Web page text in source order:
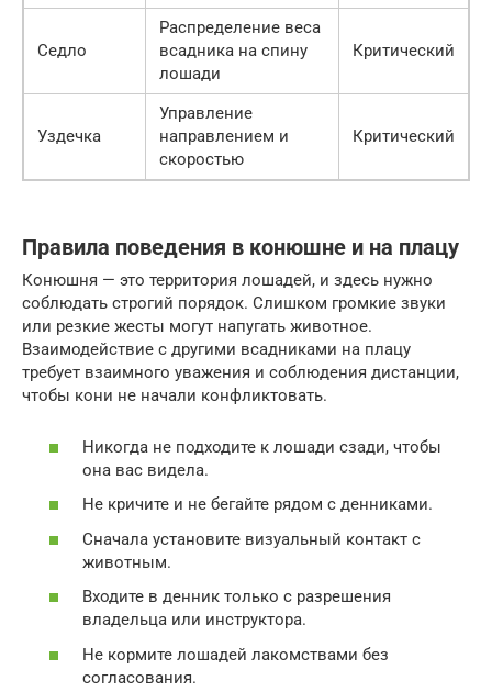
Седло
Распределение веса
всадника на спину
лошади
Критический
Уздечка
Управление
направлением и
скоростью
Критический
Правила поведения в конюшне и на плацу
Конюшня — это территория лошадей, и здесь нужно
соблюдать строгий порядок. Слишком громкие звуки
или резкие жесты могут напугать животное.
Взаимодействие с другими всадниками на плацу
требует взаимного уважения и соблюдения дистанции,
чтобы кони не начали конфликтовать.
Никогда не подходите к лошади сзади, чтобы
она вас видела.
Не кричите и не бегайте рядом с денниками.
Сначала установите визуальный контакт с
животным.
Входите в денник только с разрешения
владельца или инструктора.
Не кормите лошадей лакомствами без
согласования.